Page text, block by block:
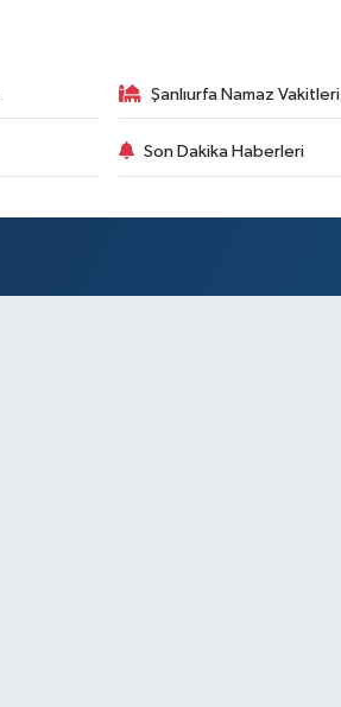
Şanlıurfa Namaz Vakitleri
Son Dakika Haberleri